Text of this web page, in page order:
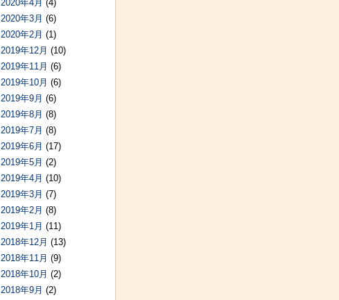
2020年4月 (4)
2020年3月 (6)
2020年2月 (1)
2019年12月 (10)
2019年11月 (6)
2019年10月 (6)
2019年9月 (6)
2019年8月 (8)
2019年7月 (8)
2019年6月 (17)
2019年5月 (2)
2019年4月 (10)
2019年3月 (7)
2019年2月 (8)
2019年1月 (11)
2018年12月 (13)
2018年11月 (9)
2018年10月 (2)
2018年9月 (2)